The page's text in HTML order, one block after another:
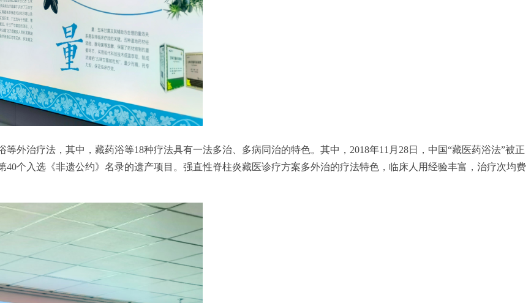
外治疗法，其中，藏药浴等18种疗法具有一法多治、多病同治的特色。其中，2018年11月28日，中国“藏医药浴法”被正
个入选《非遗公约》名录的遗产项目。强直性脊柱炎藏医诊疗方案多外治的疗法特色，临床人用经验丰富，治疗次均费